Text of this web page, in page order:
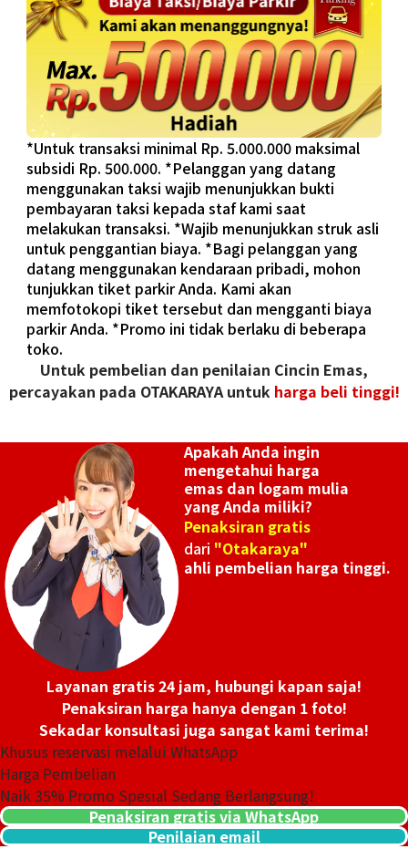
*Untuk transaksi minimal Rp. 5.000.000 maksimal
subsidi Rp. 500.000. *Pelanggan yang datang
menggunakan taksi wajib menunjukkan bukti
pembayaran taksi kepada staf kami saat
melakukan transaksi. *Wajib menunjukkan struk asli
untuk penggantian biaya. *Bagi pelanggan yang
datang menggunakan kendaraan pribadi, mohon
tunjukkan tiket parkir Anda. Kami akan
memfotokopi tiket tersebut dan mengganti biaya
parkir Anda. *Promo ini tidak berlaku di beberapa
toko.
Untuk pembelian dan penilaian Cincin Emas,
percayakan pada OTAKARAYA untuk harga beli tinggi!
Apakah Anda ingin
mengetahui harga
emas dan logam mulia
yang Anda miliki?
Penaksiran gratis
dari "Otakaraya"
ahli pembelian harga tinggi.
Layanan gratis 24 jam, hubungi kapan saja!
Penaksiran harga hanya dengan 1 foto!
Sekadar konsultasi juga sangat kami terima!
Khusus reservasi melalui WhatsApp
Harga Pembelian
Naik35% Promo Spesial Sedang Berlangsung!
Penaksiran gratis via WhatsApp
Penilaian email